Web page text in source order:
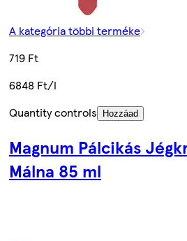
A kategória többi terméke
719 Ft
6848 Ft/l
Quantity controls
Hozzáad
Magnum Pálcikás
Málna 85 ml